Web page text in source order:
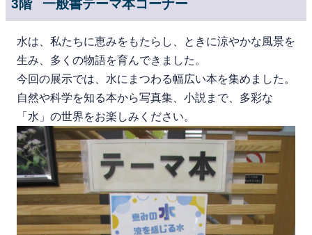
3階 一般書テーマ本コーナー
水は、私たちに恵みをもたらし、ときに涼やかな風景を
生み、多くの物語を育んできました。
今回の展示では、水にまつわる幅広い本を集めました。
自然や科学を知る本から写真集、小説まで、多彩な
「水」の世界をお楽しみください。